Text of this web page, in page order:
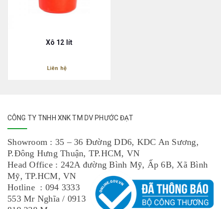
Xô 12 lít
Liên hệ
CÔNG TY TNHH XNK TM DV PHƯỚC ĐẠT
Showroom : 35 – 36 Đường DD6, KDC An Sương,
P.Đông Hưng Thuận, TP.HCM, VN
Head Office : 242A đường Bình Mỹ, Ấp 6B, Xã Bình
Mỹ, TP.HCM, VN
Hotline : 094 3333
553 Mr Nghĩa / 0913